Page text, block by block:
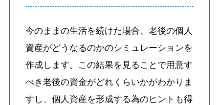
今のままの生活を続けた場合、老後の個人
資産がどうなるのかのシミュレーションを
作成します。この結果を見ることで用意す
べき老後の資金がどれくらいかがわかりま
すし、個人資産を形成する為のヒントも得